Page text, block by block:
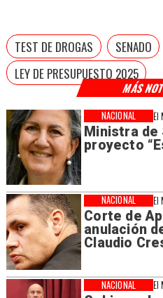
MÁS
El
Ministra
proyecto
NACIONAL
El
Corte de
anulación
Claudio
NACIONAL
El
NACIONAL
TEST DE DROGAS SENADO
LEY DE PRESUPUESTO 2025